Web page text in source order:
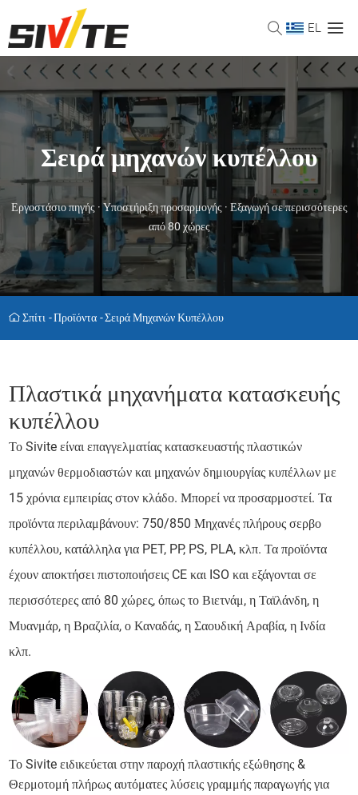
EL
Σειρά μηχανών κυπέλλου
Εργοστάσιο πηγής · Υποστήριξη προσαρμογής · Εξαγωγή σε περισσότερες
από 80 χώρες
Σπίτι -Προϊόντα -Σειρά Μηχανών Κυπέλλου
Πλαστικά μηχανήματα κατασκευής
κυπέλλου
Το Sivite είναι επαγγελματίας κατασκευαστής πλαστικών
μηχανών θερμοδιαστών και μηχανών δημιουργίας κυπέλλων με
15 χρόνια εμπειρίας στον κλάδο. Μπορεί να προσαρμοστεί. Τα
προϊόντα περιλαμβάνουν: 750/850 Μηχανές πλήρους σερβο
κυπέλλου, κατάλληλα για PET, PP, PS, PLA, κλπ. Τα προϊόντα
έχουν αποκτήσει πιστοποιήσεις CE και ISO και εξάγονται σε
περισσότερες από 80 χώρες, όπως το Βιετνάμ, η Ταϊλάνδη, η
Μυανμάρ, η Βραζιλία, ο Καναδάς, η Σαουδική Αραβία, η Ινδία
κλπ.
Το Sivite ειδικεύεται στην παροχή πλαστικής εξώθησης &
Θερμοτομή πλήρως αυτόματες λύσεις γραμμής παραγωγής για